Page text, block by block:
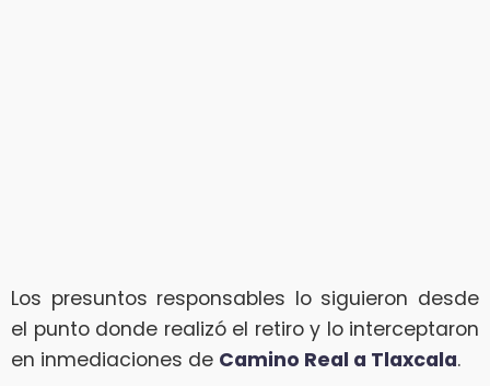
Los presuntos responsables lo siguieron desde
el punto donde realizó el retiro y lo interceptaron
en inmediaciones de Camino Real a Tlaxcala.